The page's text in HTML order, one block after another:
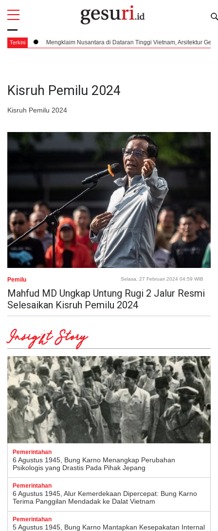
TerkiniMengklaim Nusantara di Dataran Tinggi Vietnam, Arsitektur Geopolitik
Kisruh Pemilu 2024
Kisruh Pemilu 2024
All
Pemilu Selasa, 27 Februari 2024 04:59 WIB
Mahfud MD Ungkap Untung Rugi 2 Jalur Resmi
Selesaikan Kisruh Pemilu 2024
Insight Story
Pemerintahan
6 Agustus 1945, Bung Karno Menangkap Perubahan
Psikologis yang Drastis Pada Pihak Jepang
Pemerintahan
6 Agustus 1945, Alur Kemerdekaan Dipercepat: Bung Karno
Terima Panggilan Mendadak ke Dalat Vietnam
Pemerintahan
5 Agustus 1945, Bung Karno Mantapkan Kesepakatan Internal